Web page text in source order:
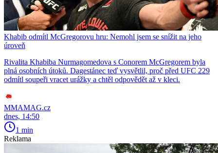
Khabib odmítl McGregorovu hru: Nemohl jsem se snížit na jeho
úroveň
Rivalita Khabiba Nurmagomedova s Conorem McGregorem byla
plná osobních útoků. Dagestánec teď vysvětlil, proč před UFC 229
odmítl soupeři vracet urážky a chtěl odpovědět až v kleci.
MMAMAG.cz
dnes, 14:50
1 min
Reklama